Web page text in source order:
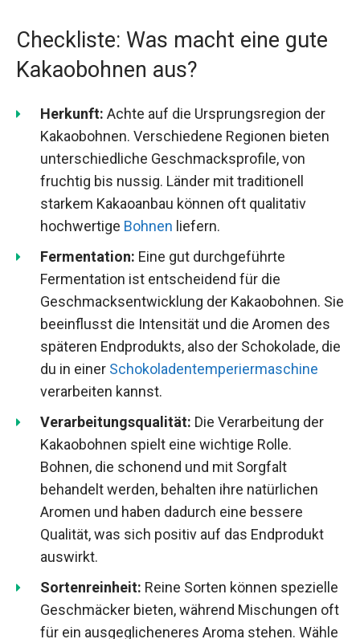
Checkliste: Was macht eine gute
Kakaobohnen aus?
Herkunft: Achte auf die Ursprungsregion der
Kakaobohnen. Verschiedene Regionen bieten
unterschiedliche Geschmacksprofile, von
fruchtig bis nussig. Länder mit traditionell
starkem Kakaoanbau können oft qualitativ
hochwertige Bohnen liefern.
Fermentation: Eine gut durchgeführte
Fermentation ist entscheidend für die
Geschmacksentwicklung der Kakaobohnen. Sie
beeinflusst die Intensität und die Aromen des
späteren Endprodukts, also der Schokolade, die
du in einer Schokoladentemperiermaschine
verarbeiten kannst.
Verarbeitungsqualität: Die Verarbeitung der
Kakaobohnen spielt eine wichtige Rolle.
Bohnen, die schonend und mit Sorgfalt
behandelt werden, behalten ihre natürlichen
Aromen und haben dadurch eine bessere
Qualität, was sich positiv auf das Endprodukt
auswirkt.
Sortenreinheit: Reine Sorten können spezielle
Geschmäcker bieten, während Mischungen oft
für ein ausgeglicheneres Aroma stehen. Wähle